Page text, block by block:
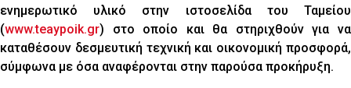
ενημερωτικό υλικό στην ιστοσελίδα του Ταμείου
(www.teaypoik.gr) στο οποίο και θα στηριχθούν για να
καταθέσουν δεσμευτική τεχνική και οικονομική προσφορά,
σύμφωνα με όσα αναφέρονται στην παρούσα προκήρυξη.